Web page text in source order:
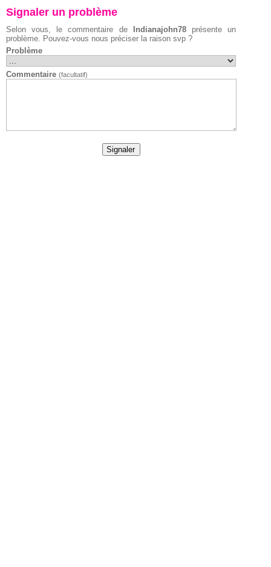
Signaler un problème
Selon vous, le commentaire de Indianajohn78présente un
problème. Pouvez-vous nous préciser la raison svp ?
Problème
Commentaire (facultatif)